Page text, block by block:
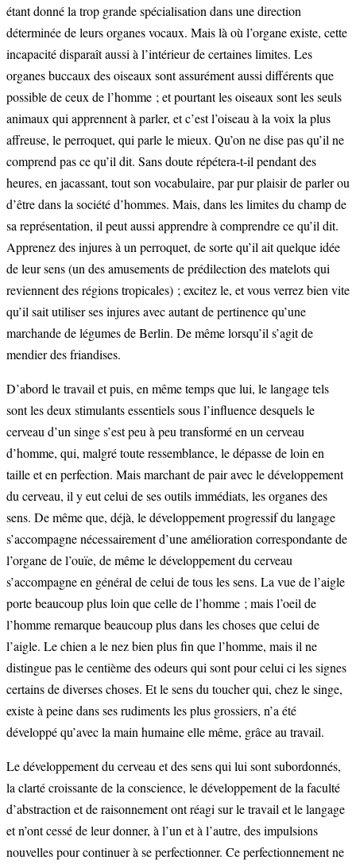
étant donné la trop grande spécialisation dans une direction
déterminée de leurs organes vocaux. Mais là où l’organe existe, cette
incapacité disparaît aussi à l’intérieur de certaines limites. Les
organes buccaux des oiseaux sont assurément aussi différents que
possible de ceux de l’homme ; et pourtant les oiseaux sont les seuls
animaux qui apprennent à parler, et c’est l’oiseau à la voix la plus
affreuse, le perroquet, qui parle le mieux. Qu’on ne dise pas qu’il ne
comprend pas ce qu’il dit. Sans doute répétera-t-il pendant des
heures, en jacassant, tout son vocabulaire, par pur plaisir de parler ou
d’être dans la société d’hommes. Mais, dans les limites du champ de
sa représentation, il peut aussi apprendre à comprendre ce qu’il dit.
Apprenez des injures à un perroquet, de sorte qu’il ait quelque idée
de leur sens (un des amusements de prédilection des matelots qui
reviennent des régions tropicales) ; excitez le, et vous verrez bien vite
qu’il sait utiliser ses injures avec autant de pertinence qu’une
marchande de légumes de Berlin. De même lorsqu’il s’agit de
mendier des friandises.
D’abord le travail et puis, en même temps que lui, le langage tels
sont les deux stimulants essentiels sous l’influence desquels le
cerveau d’un singe s’est peu à peu transformé en un cerveau
d’homme, qui, malgré toute ressemblance, le dépasse de loin en
taille et en perfection. Mais marchant de pair avec le développement
du cerveau, il y eut celui de ses outils immédiats, les organes des
sens. De même que, déjà, le développement progressif du langage
s’accompagne nécessairement d’une amélioration correspondante de
l’organe de l’ouïe, de même le développement du cerveau
s’accompagne en général de celui de tous les sens. La vue de l’aigle
porte beaucoup plus loin que celle de l’homme ; mais l’oeil de
l’homme remarque beaucoup plus dans les choses que celui de
l’aigle. Le chien a le nez bien plus fin que l’homme, mais il ne
distingue pas le centième des odeurs qui sont pour celui ci les signes
certains de diverses choses. Et le sens du toucher qui, chez le singe,
existe à peine dans ses rudiments les plus grossiers, n’a été
développé qu’avec la main humaine elle même, grâce au travail.
Le développement du cerveau et des sens qui lui sont subordonnés,
la clarté croissante de la conscience, le développement de la faculté
d’abstraction et de raisonnement ont réagi sur le travail et le langage
et n’ont cessé de leur donner, à l’un et à l’autre, des impulsions
nouvelles pour continuer à se perfectionner. Ce perfectionnement ne